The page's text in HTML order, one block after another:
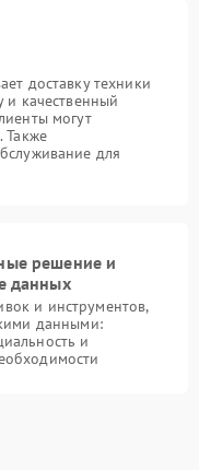
доставку техники
и качественный
могут
Также
для
решение и
данных
и инструментов,
данными:
и